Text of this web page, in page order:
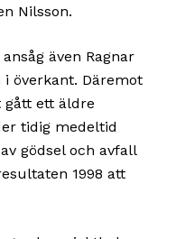
Nilsson.
även Ragnar
överkant. Däremot
gått ett äldre
tidig medeltid
gödsel och avfall
1998 att